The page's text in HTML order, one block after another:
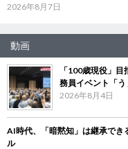
2026年8月7日
動画
「100歳現役」
務員イベント「う
2026年8月4日
AI時代、「暗黙知」は継承で
ル